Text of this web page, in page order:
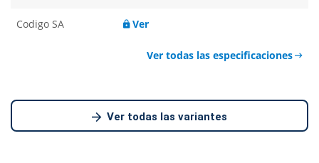
Codigo SA Ver
Ver todas las especificaciones
Ver todas las variantes